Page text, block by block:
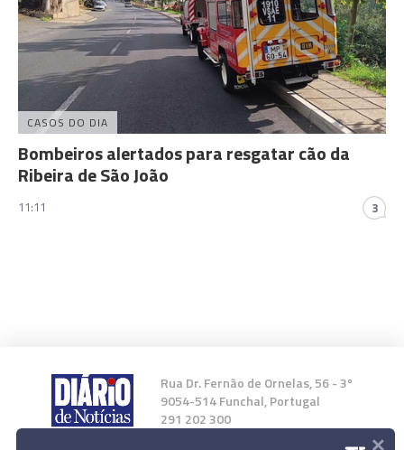
CASOS DO DIA
Bombeiros alertados para resgatar cão da
Ribeira de São João
11:11 3
Rua Dr. Fernão de Ornelas, 56 - 3º
9054-514 Funchal, Portugal
291 202 300